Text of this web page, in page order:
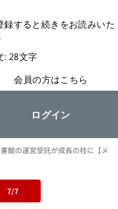
すると続きをお読みいた
: 28文字
会員の方はこちら
ログイン
館の運営受託が成長の柱に【メ
7/7